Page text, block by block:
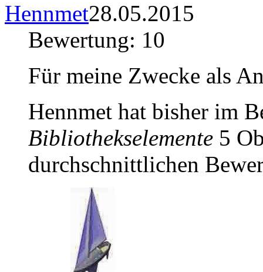
Hennmet28.05.2015
Bewertung: 10
Für meine Zwecke als
Hennmet hat bisher im
Bibliothekselemente 5
durchschnittlichen